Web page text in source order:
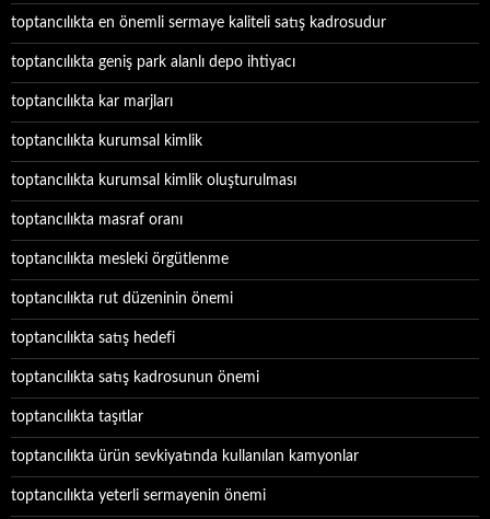
toptancılıkta en önemli sermaye kaliteli satış kadrosudur
toptancılıkta geniş park alanlı depo ihtiyacı
toptancılıkta kar marjları
toptancılıkta kurumsal kimlik
toptancılıkta kurumsal kimlik oluşturulması
toptancılıkta masraf oranı
toptancılıkta mesleki örgütlenme
toptancılıkta rut düzeninin önemi
toptancılıkta satış hedefi
toptancılıkta satış kadrosunun önemi
toptancılıkta taşıtlar
toptancılıkta ürün sevkiyatında kullanılan kamyonlar
toptancılıkta yeterli sermayenin önemi